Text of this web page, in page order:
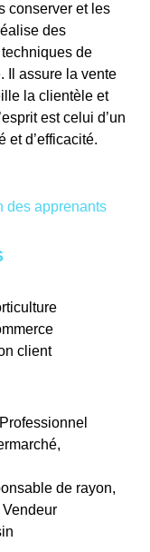
conserver et les
des
de
Il assure la vente
la clientèle et
est celui d’un
et d’efficacité.
des apprenants
client
de rayon,